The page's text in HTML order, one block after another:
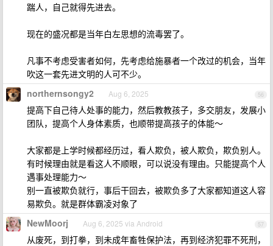
踹人，自己就得先进去。
现在的盛况都是当年白左思想的流毒罢了。
凡事不考虑受害者如何，先考虑给施暴者一个改过的机会，当年
吹这一套先进文明的人可不少。
56
northernsongy2 Aug 6, 2025
提高下自己待人处事的能力，然后教教孩子，多交朋友，发展小
团队，提高个人身体素质，也顺带提高孩子的体能～
大家都是上学时候都经历过，看人欺负，被人欺负，欺负别人。
有时候理由就是看这人不顺眼，可以说没有理由。只能提高个人
遇事处理能力～
别一直被欺负就行，事后干回去，被欺负多了大家都知道这人容
易欺负。就是群体霸凌对象了
57
NewMoorj Aug 6, 2025 via Android
从废死，到打拳，到未成年畜牲保护法，再到经济犯罪不死刑，